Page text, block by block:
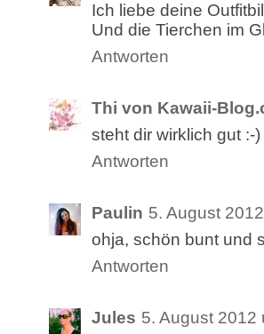
Ich liebe deine
Und die Tierchen im
Antworten
Thi von Kawaii-
steht dir wirklich gut :-)
Antworten
Paulin 5. August
ohja, schön bunt und
Antworten
Jules 5. August 2012